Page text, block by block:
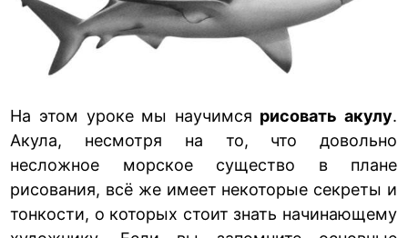
На этом уроке мы научимся рисовать акулу.
Акула, несмотря на то, что довольно
несложное морское существо в плане
рисования, всё же имеет некоторые секреты и
тонкости, о которых стоит знать начинающему